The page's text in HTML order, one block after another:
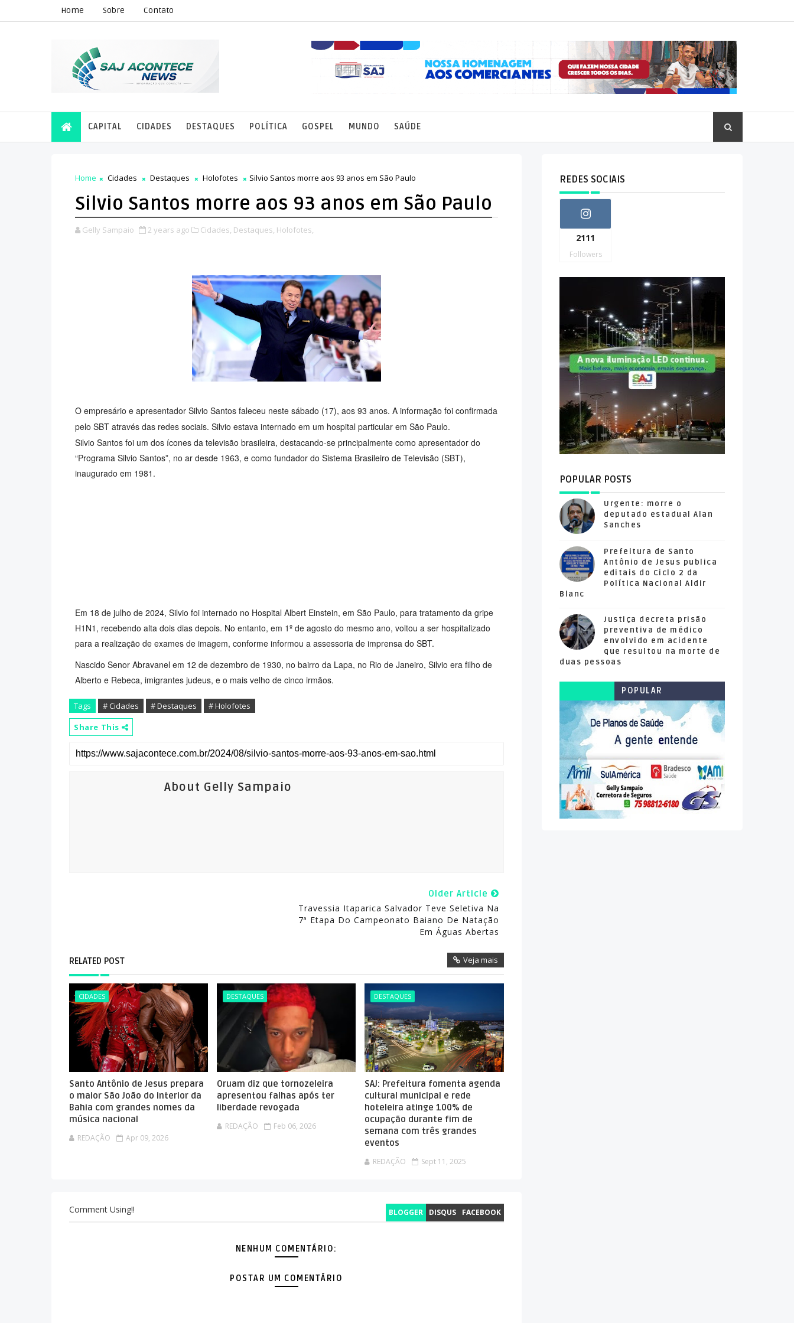
Home Sobre Contato
CAPITAL CIDADES DESTAQUES POLÍTICA GOSPEL MUNDO SAÚDE
Home Cidades Destaques Holofotes Silvio Santos morre aos 93 anos em São Paulo
Silvio Santos morre aos 93 anos em São Paulo
Gelly Sampaio 2 years ago Cidades, Destaques, Holofotes,
O empresário e apresentador Silvio Santos faleceu neste sábado (17), aos 93 anos. A informação foi confirmada
pelo SBT através das redes sociais. Silvio estava internado em um hospital particular em São Paulo.
Silvio Santos foi um dos ícones da televisão brasileira, destacando-se principalmente como apresentador do
“Programa Silvio Santos”, no ar desde 1963, e como fundador do Sistema Brasileiro de Televisão (SBT),
inaugurado em 1981.
Em 18 de julho de 2024, Silvio foi internado no Hospital Albert Einstein, em São Paulo, para tratamento da gripe
H1N1, recebendo alta dois dias depois. No entanto, em 1º de agosto do mesmo ano, voltou a ser hospitalizado
para a realização de exames de imagem, conforme informou a assessoria de imprensa do SBT.
Nascido Senor Abravanel em 12 de dezembro de 1930, no bairro da Lapa, no Rio de Janeiro, Silvio era filho de
Alberto e Rebeca, imigrantes judeus, e o mais velho de cinco irmãos.
Tags # Cidades # Destaques
# Holofotes
Share This
About Gelly Sampaio
Older Article
Travessia Itaparica Salvador Teve Seletiva Na
7ª Etapa Do Campeonato Baiano De Natação
Em Águas Abertas
RELATED POST Veja mais
CIDADES
Santo Antônio de Jesus prepara
o maior São João do interior da
Bahia com grandes nomes da
música nacional
REDAÇÃO Apr 09, 2026
DESTAQUES
Oruam diz que tornozeleira
apresentou falhas após ter
liberdade revogada
REDAÇÃO Feb 06, 2026
DESTAQUES
SAJ: Prefeitura fomenta agenda
cultural municipal e rede
hoteleira atinge 100% de
ocupação durante fim de
semana com três grandes
eventos
REDAÇÃO Sept 11, 2025
BLOGGER DISQUS FACEBOOK
Comment Using!!
NENHUM COMENTÁRIO:
POSTAR UM COMENTÁRIO
REDES SOCIAIS
2111
Followers
POPULAR POSTS
Urgente: morre o
deputado estadual Alan
Sanches
Prefeitura de Santo
Antônio de Jesus publica
editais do Ciclo 2 da
Política Nacional Aldir
Blanc
Justiça decreta prisão
preventiva de médico
envolvido em acidente
que resultou na morte de
duas pessoas
POPULAR